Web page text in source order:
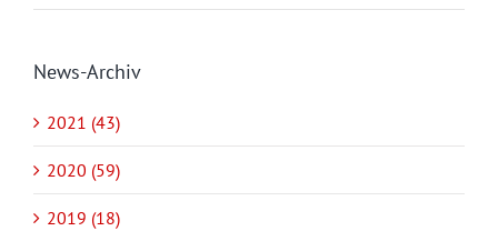
News-Archiv
2021 (43)
2020 (59)
2019 (18)